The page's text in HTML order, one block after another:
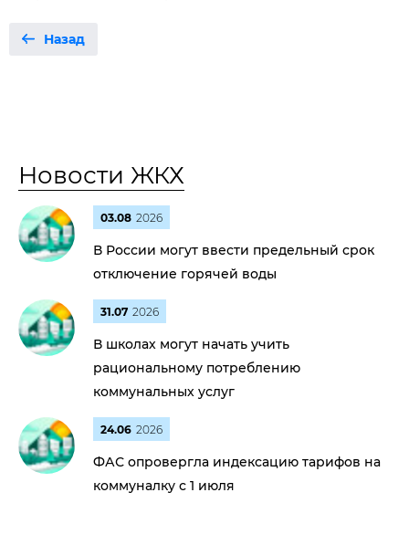
Назад
Новости ЖКХ
03.08 2026
В России могут ввести предельный срок
отключение горячей воды
31.07 2026
В школах могут начать учить
рациональному потреблению
коммунальных услуг
24.06 2026
ФАС опровергла индексацию тарифов на
коммуналку с 1 июля